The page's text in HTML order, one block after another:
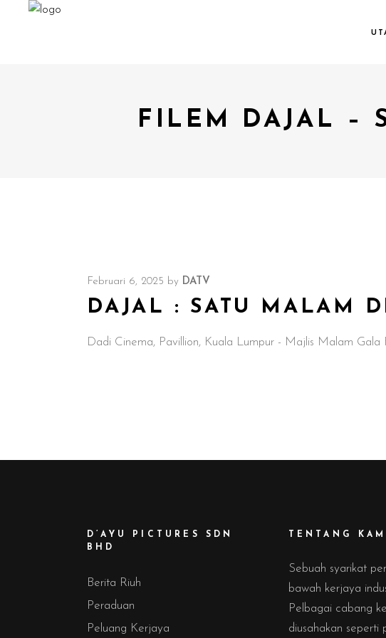
FILEM DAJAL –
Februari 6, 2025 by DATV
DAJAL : SATU MALAM
Dadi Cinema, Pavillion, Kuala Lumpur - Majlis Malam
D’AYU PICTURES SDN
BHD
Berita Riuh
Peraduan
Peluang Kerjaya
TENTANG
Sebuah syarikat
bawah kerjaya
Pelbagai cabang
diusahakan seperti